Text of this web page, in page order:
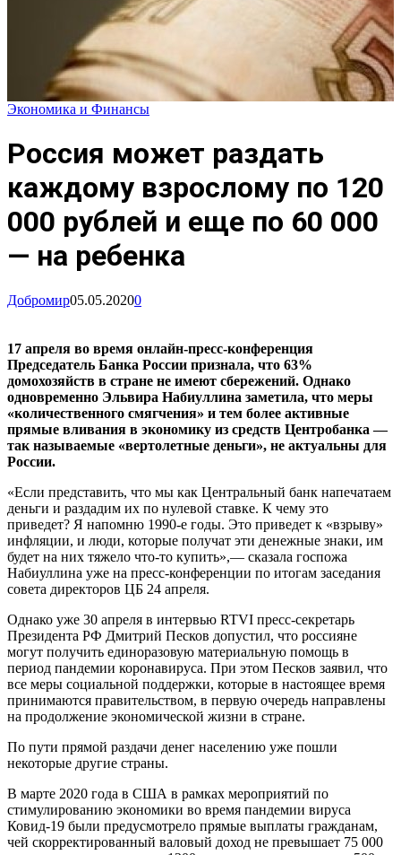
Экономика и Финансы
Россия может раздать
каждому взрослому по 120
000 рублей и еще по 60 000
— на ребенка
Добромир05.05.20200
17 апреля во время онлайн-пресс-конференция
Председатель Банка России признала, что 63%
домохозяйств в стране не имеют сбережений. Однако
одновременно Эльвира Набиуллина заметила, что меры
«количественного смягчения» и тем более активные
прямые вливания в экономику из средств Центробанка —
так называемые «вертолетные деньги», не актуальны для
России.
«Если представить, что мы как Центральный банк напечатаем
деньги и раздадим их по нулевой ставке. К чему это
приведет? Я напомню 1990-е годы. Это приведет к «взрыву»
инфляции, и люди, которые получат эти денежные знаки, им
будет на них тяжело что-то купить»,— сказала госпожа
Набиуллина уже на пресс-конференции по итогам заседания
совета директоров ЦБ 24 апреля.
Однако уже 30 апреля в интервью RTVI пресс-секретарь
Президента РФ Дмитрий Песков допустил, что россияне
могут получить единоразовую материальную помощь в
период пандемии коронавируса. При этом Песков заявил, что
все меры социальной поддержки, которые в настоящее время
принимаются правительством, в первую очередь направлены
на продолжение экономической жизни в стране.
По пути прямой раздачи денег населению уже пошли
некоторые другие страны.
В марте 2020 года в США в рамках мероприятий по
стимулированию экономики во время пандемии вируса
Ковид-19 были предусмотрело прямые выплаты гражданам,
чей скорректированный валовый доход не превышает 75 000